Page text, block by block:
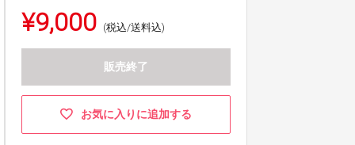
¥9,000 (税込/送料込)
販売終了
お気に入りに追加する